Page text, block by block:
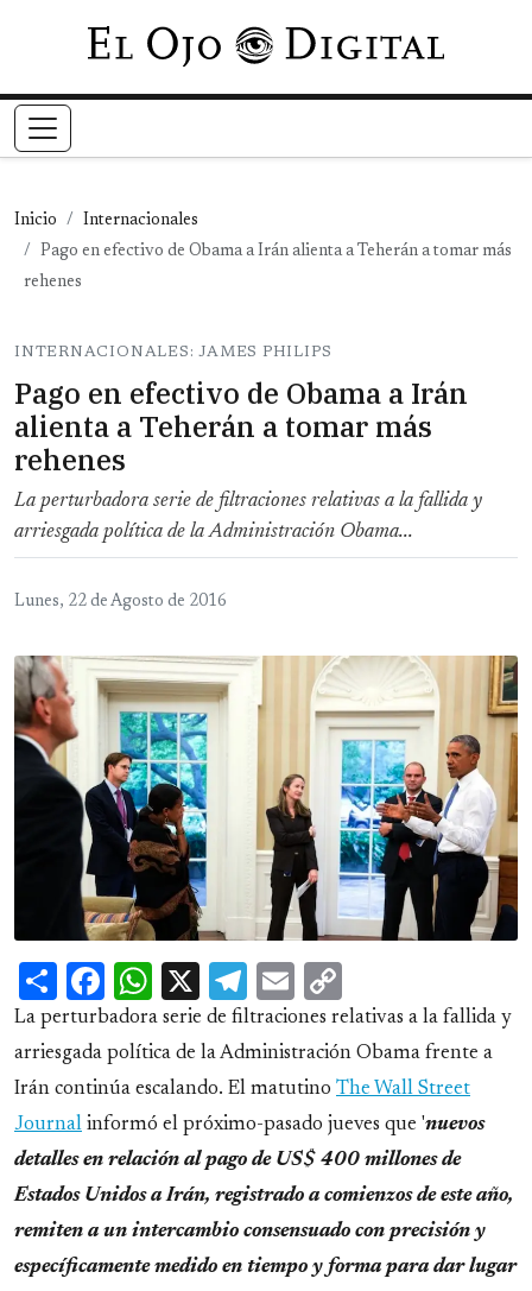
Pasar al contenido principal
Inicio
Internacionales
Pago en efectivo de Obama a Irán alienta a Teherán a tomar más
rehenes
INTERNACIONALES: JAMES PHILIPS
Pago en efectivo de Obama a Irán
alienta a Teherán a tomar más
rehenes
La perturbadora serie de filtraciones relativas a la fallida y
arriesgada política de la Administración Obama...
Lunes, 22 de Agosto de 2016
ShareFacebook
WhatsApp
X Telegram
Email
Link
La perturbadora serie de filtraciones relativas a la fallida y
arriesgada política de la Administración Obama frente a
Irán continúa escalando. El matutino The Wall Street
Journal informó el próximo-pasado jueves que 'nuevos
detalles en relación al pago de US$ 400 millones de
Estados Unidos a Irán, registrado a comienzos de este año,
remiten a un intercambio consensuado con precisión y
específicamente medido en tiempo y forma para dar lugar